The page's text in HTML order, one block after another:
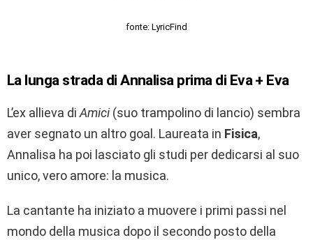
fonte: LyricFind
La lunga strada di Annalisa prima di Eva + Eva
L’ex allieva di Amici(suo trampolino di lancio) sembra
aver segnato un altro goal. Laureata in Fisica,
Annalisa ha poi lasciato gli studi per dedicarsi al suo
unico, vero amore: la musica.
La cantante ha iniziato a muovere i primi passi nel
mondo della musica dopo il secondo posto della